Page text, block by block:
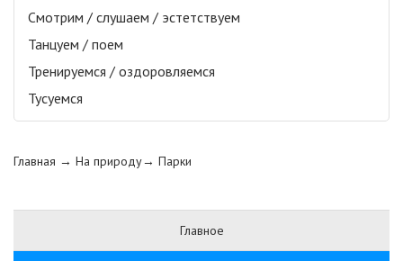
Смотрим / слушаем / эстетствуем
Танцуем / поем
Тренируемся / оздоровляемся
Тусуемся
Главная → На природу→ Парки
Главное